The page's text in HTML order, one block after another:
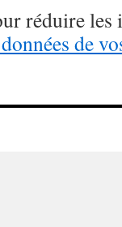
réduire les
de